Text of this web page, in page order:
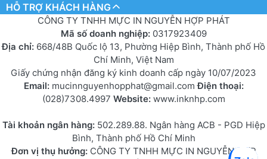
HỖ TRỢ KHÁCH HÀNG
CÔNG TY TNHH MỰC IN NGUYỄN HỢP PHÁT
Mã số doanh nghiệp: 0317923409
Địa chỉ: 668/48B Quốc lộ 13, Phường Hiệp Bình, Thành phố Hồ
Chí Minh, Việt Nam
Giấy chứng nhận đăng ký kinh doanh cấp ngày 10/07/2023
Email: mucinnguyenhopphat@gmail.comĐiện thoại:
(028)7308.4997 Website: www.inknhp.com
Tài khoản ngân hàng: 502.289.88. Ngân hàng ACB - PGD Hiệp
Bình, Thành phố Hồ Chí Minh
Đơn vị thụ hưởng:CÔNG TY TNHH MỰC IN NGUYỄN HỢP